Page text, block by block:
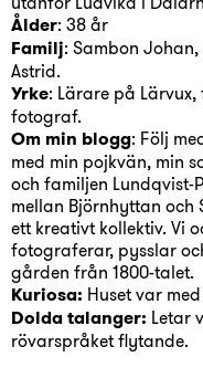
Ålder: 38 år
Familj: Sambon
Astrid.
Yrke: Lärare på
fotograf.
Om min blogg: Följ
med min pojkvän, min
och familjen Lundqvist-
mellan Björnhyttan och
ett kreativt kollektiv. Vi
fotograferar, pysslar
gården från 1800-talet.
Kuriosa: Huset var
Dolda talanger: Letar
rövarspråket flytande.